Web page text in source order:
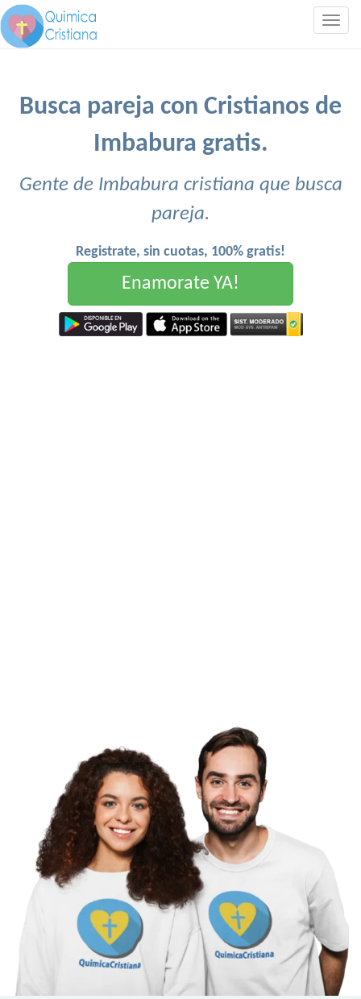
Busca pareja con Cristianos de
Imbabura gratis.
Gente de Imbabura cristiana que busca
pareja.
Registrate, sin cuotas, 100% gratis!
Enamorate YA!